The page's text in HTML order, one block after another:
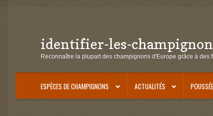
Aller
à
navigation
Aller
au
identifier-les-
Reconnaître la plupart des champignons d'Europe grâce à
ESPÈCES DE CHAMPIGNONS ACTUALITÉS